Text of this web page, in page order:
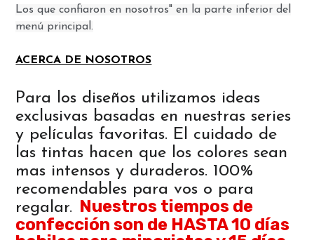
Los que confiaron en nosotros" en la parte inferior del
menú principal.
ACERCA DE NOSOTROS
Para los diseños utilizamos ideas
exclusivas basadas en nuestras series
y películas favoritas. El cuidado de
las tintas hacen que los colores sean
mas intensos y duraderos. 100%
recomendables para vos o para
regalar. Nuestros tiempos de
confección son de HASTA 10 días